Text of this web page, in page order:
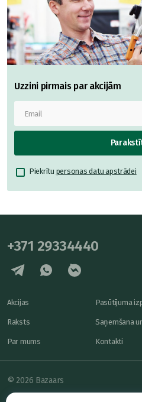
Uzzini pirmais par akcijām
Piekrītu personas datu apstrādei
+371 29334440
Akcijas
Raksts
Par mums
Pasūtījuma
Saņemšana
Kontakti
© 2026 Bazaars